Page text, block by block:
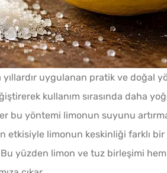
Tarhana Hamuru Kaç Gün
Mayalandırılır?
Ev Yapımı Domates Sosu
Kaç Yıl Dayanır?
Evde Elma Sirkesi
uygulanan pratik ve doğal
kullanım sırasında daha
bu yöntemi limonun suyunu
etkisiyle limonun keskinliği farklı
yüzden limon ve tuz birleşimi